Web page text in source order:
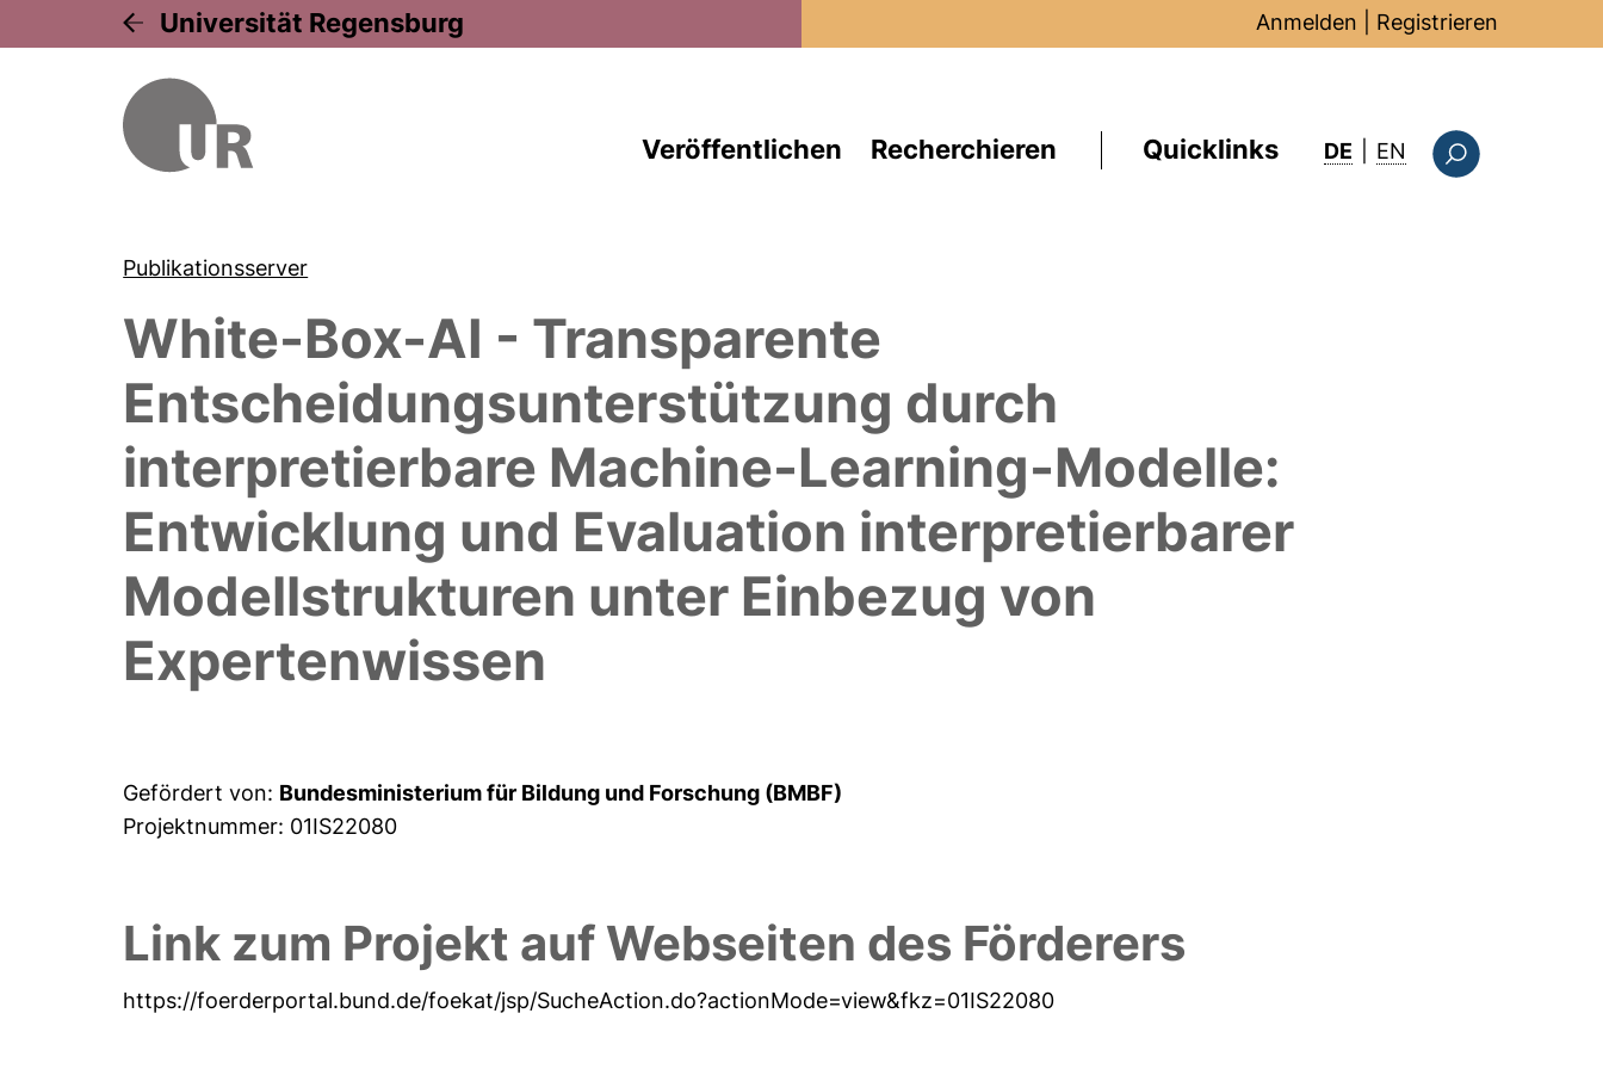
Universität Regensburg Anmelden Registrieren
Veröffentlichen Recherchieren Quicklinks DE EN : this page in
Publikationsserver
White-Box-AI - Transparente
Entscheidungsunterstützung durch
interpretierbare Machine-Learning-Modelle:
Entwicklung und Evaluation interpretierbarer
Modellstrukturen unter Einbezug von
Expertenwissen
Gefördert von: Bundesministerium für Bildung und Forschung (BMBF)
Projektnummer: 01IS22080
Link zum Projekt auf Webseiten des Förderers
https://foerderportal.bund.de/foekat/jsp/SucheAction.do?actionMode=view&fkz=01IS22080